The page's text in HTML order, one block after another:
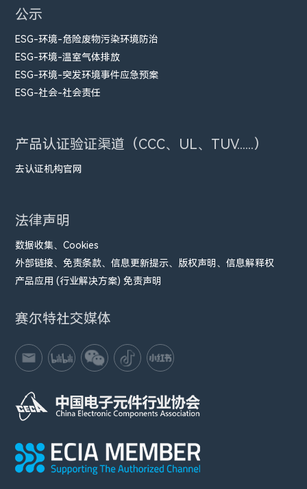
公示
ESG-环境-危险废物污染环境防治
ESG-环境-温室气体排放
ESG-环境-突发环境事件应急预案
ESG-社会-社会责任
产品认证验证渠道（CCC、UL、TUV......）
去认证机构官网
法律声明
数据收集、Cookies
外部链接、免责条款、信息更新提示、版权声明、信息解释权
产品应用 (行业解决方案) 免责声明
赛尔特社交媒体